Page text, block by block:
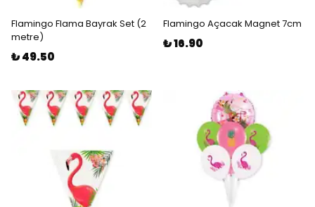
Flamingo Flama Bayrak Set (2
metre)
₺ 49.50
Flamingo Açacak Magnet 7cm
₺ 16.90